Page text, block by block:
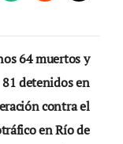
64 muertos y
81 detenidos en
contra el
en Río de